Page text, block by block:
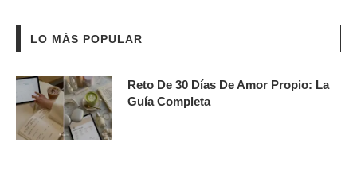
LO MÁS POPULAR
Reto De 30 Días De Amor Propio: La
Guía Completa